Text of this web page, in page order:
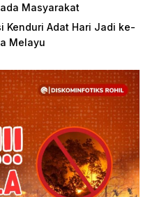
Masyarakat
Kenduri Adat Hari Jadi ke-
Melayu